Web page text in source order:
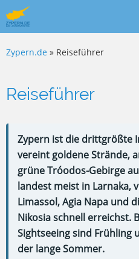
Zypern.de » Reiseführer
Reiseführer
Zypern ist die drittgrößte
vereint goldene Strände,
grüne Tróodos-Gebirge
landest meist in Larnaka,
Limassol, Agia Napa und
Nikosia schnell erreichst.
Sightseeing sind Frühling
der lange Sommer.